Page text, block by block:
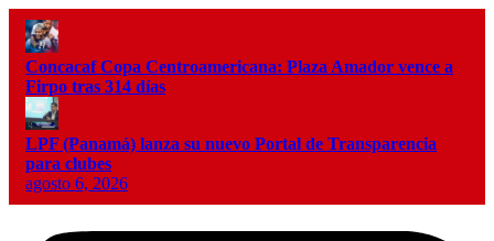
Concacaf Copa Centroamericana: Plaza Amador vence a
Firpo tras 314 días
LPF (Panamá) lanza su nuevo Portal de Transparencia
para clubes
agosto 6, 2026